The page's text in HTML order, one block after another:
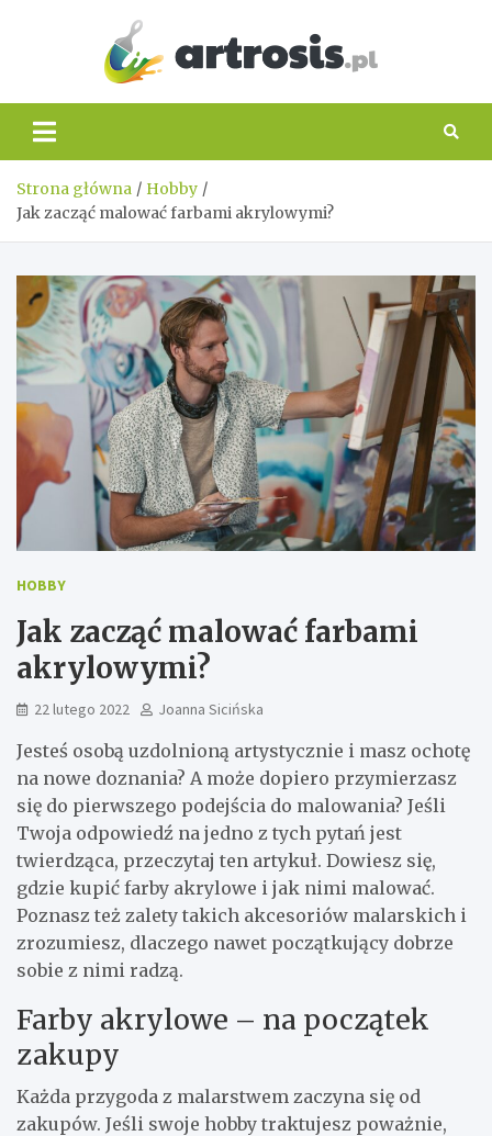
Strona główna
Hobby
Jak zacząć malować farbami akrylowymi?
HOBBY
Jak zacząć malować farbami
akrylowymi?
22 lutego 2022 Joanna Sicińska
Jesteś osobą uzdolnioną artystycznie i masz ochotę
na nowe doznania? A może dopiero przymierzasz
się do pierwszego podejścia do malowania? Jeśli
Twoja odpowiedź na jedno z tych pytań jest
twierdząca, przeczytaj ten artykuł. Dowiesz się,
gdzie kupić farby akrylowe i jak nimi malować.
Poznasz też zalety takich akcesoriów malarskich i
zrozumiesz, dlaczego nawet początkujący dobrze
sobie z nimi radzą.
Farby akrylowe – na początek
zakupy
Każda przygoda z malarstwem zaczyna się od
zakupów. Jeśli swoje hobby traktujesz poważnie,